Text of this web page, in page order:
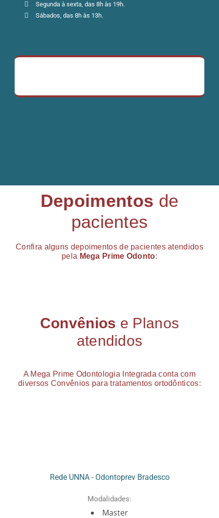
Segunda à sexta, das 8h às 19h.
Sábados, das 8h às 13h.
Depoimentos de
pacientes
Confira alguns depoimentos de pacientes atendidos
pela Mega Prime Odonto:
Convênios e Planos
atendidos
A Mega Prime Odontologia Integrada conta com
diversos Convênios para tratamentos ortodônticos:
Rede UNNA - Odontoprev Bradesco
Modalidades:
Master